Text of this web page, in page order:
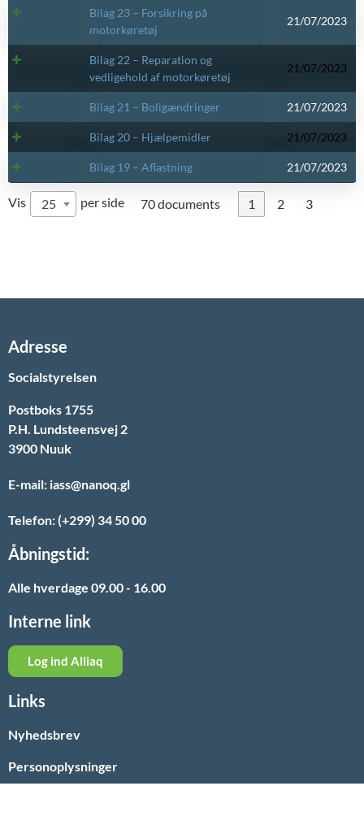
Bilag 23 – Forsikring på
motorkøretøj
21/07/2023
Bilag 22 – Reparation og
vedligehold af motorkøretøj
21/07/2023
Bilag 21 – Boligændringer 21/07/2023
Bilag 20 – Hjælpemidler 21/07/2023
Bilag 19 – Aflastning 21/07/2023
Vis 25 per side 70 documents 1 2 3
Adresse
Socialstyrelsen
Postboks 1755
P.H. Lundsteensvej 2
3900 Nuuk
E-mail: iass@nanoq.gl
Telefon: (+299) 34 50 00
Åbningstid:
Alle hverdage 09.00 - 16.00
Interne link
Log ind Alliaq
Links
Nyhedsbrev
Personoplysninger